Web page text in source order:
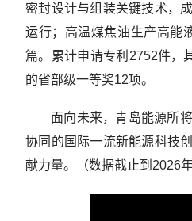
密封设计与组装关键技术，
运行；高温煤焦油生产高能
篇。累计申请专利2752件，
的省部级一等奖12项。
面向未来，青岛能源所
协同的国际一流新能源科技
献力量。（数据截止到2026